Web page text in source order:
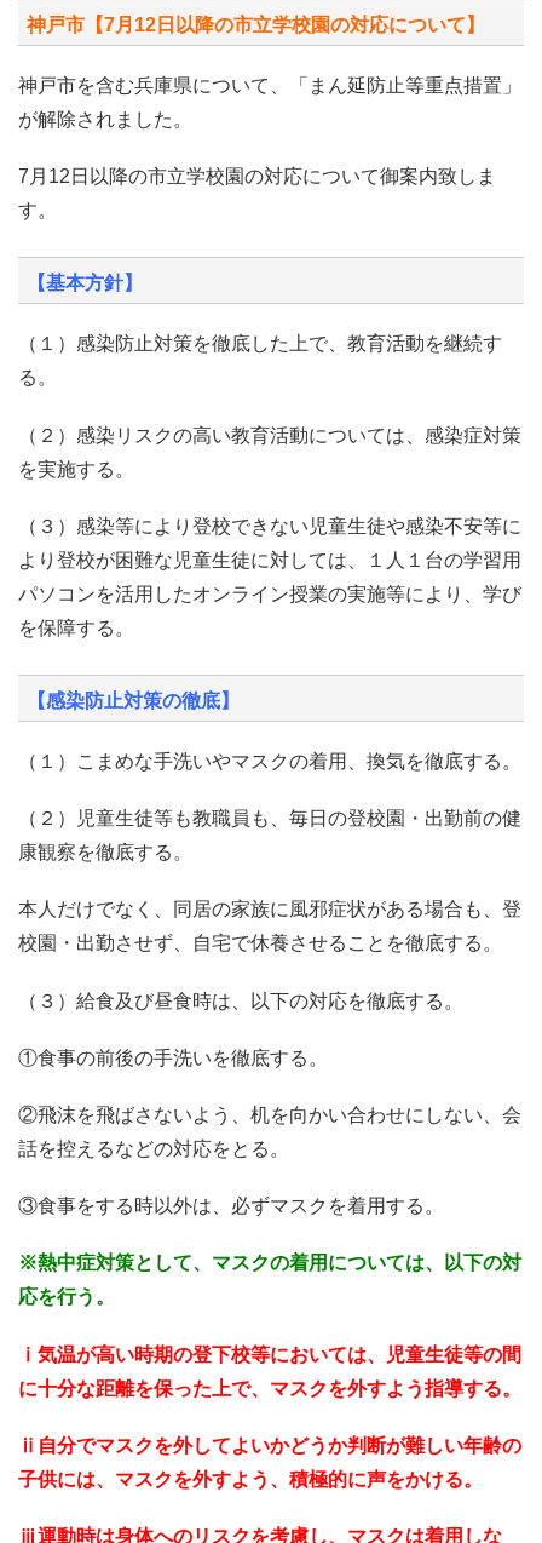
神戸市【7月12日以降の市立学校園の対応について】
神戸市を含む兵庫県について、「まん延防止等重点措置」
が解除されました。
7月12日以降の市立学校園の対応について御案内致しま
す。
【基本方針】
（１）感染防止対策を徹底した上で、教育活動を継続す
る。
（２）感染リスクの高い教育活動については、感染症対策
を実施する。
（３）感染等により登校できない児童生徒や感染不安等に
より登校が困難な児童生徒に対しては、１人１台の学習用
パソコンを活用したオンライン授業の実施等により、学び
を保障する。
【感染防止対策の徹底】
（１）こまめな手洗いやマスクの着用、換気を徹底する。
（２）児童生徒等も教職員も、毎日の登校園・出勤前の健
康観察を徹底する。
本人だけでなく、同居の家族に風邪症状がある場合も、登
校園・出勤させず、自宅で休養させることを徹底する。
（３）給食及び昼食時は、以下の対応を徹底する。
①食事の前後の手洗いを徹底する。
②飛沫を飛ばさないよう、机を向かい合わせにしない、会
話を控えるなどの対応をとる。
③食事をする時以外は、必ずマスクを着用する。
※熱中症対策として、マスクの着用については、以下の対
応を行う。
ⅰ気温が高い時期の登下校等においては、児童生徒等の間
に十分な距離を保った上で、マスクを外すよう指導する。
ⅱ自分でマスクを外してよいかどうか判断が難しい年齢の
子供には、マスクを外すよう、積極的に声をかける。
ⅲ運動時は身体へのリスクを考慮し、マスクは着用しな